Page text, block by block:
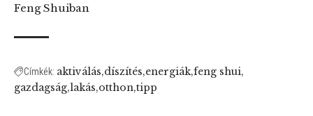
Feng Shuiban
Címkék: aktiválás díszítés energiák feng shui
gazdagság lakás otthon tipp